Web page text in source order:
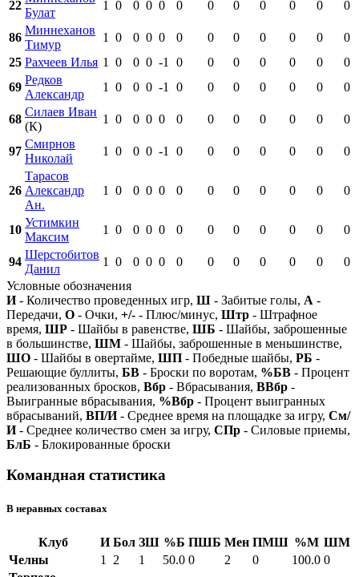
22
Булат
1 0 0 0 0 0 0 0 0 0 0 0
86
Миннеханов
Тимур
1 0 0 0 0 0 0 0 0 0 0
0
25 Рахчеев Илья 1 0 0 0 -1 0 0 0 0 0 0
0
69
Редков
Александр
1 0 0 0 -1 0 0 0 0 0 0 0
68
Силаев Иван
(К)
1 0 0 0 0 0 0 0 0 0 0 0
97
Смирнов
Николай
1 0 0 0 -1 0 0 0 0 0 0 0
26
Тарасов
Александр
Ан.
1 0 0 0 0 0 0 0 0 0 0 0
10
Устимкин
Максим
1 0 0 0 0 0 0 0 0 0 0 0
94
Шерстобитов
Данил
1 0 0 0 0 0 0 0 0 0 0
0
Условные обозначения
И- Количество проведенных игр, Ш - Забитые голы, А -
Передачи, О - Очки, +/- - Плюс/минус, Штр - Штрафное
время, ШР - Шайбы в равенстве, ШБ - Шайбы, заброшенные
в большинстве, ШМ - Шайбы, заброшенные в меньшинстве,
ШО - Шайбы в овертайме, ШП - Победные шайбы, РБ -
Решающие буллиты, БВ - Броски по воротам, %БВ - Процент
реализованных бросков, Вбр - Вбрасывания, ВВбр -
Выигранные вбрасывания, %Вбр - Процент выигранных
вбрасываний, ВП/И- Среднее время на площадке за игру, См/
И- Среднее количество смен за игру, СПр - Силовые приемы,
БлБ - Блокированные броски
Командная статистика
В неравных составах
Клуб И Бол ЗШ %Б ПШБ Мен ПМШ %М ШМ
Челны
1 2 1 50.0 0 2 0 100.0 0